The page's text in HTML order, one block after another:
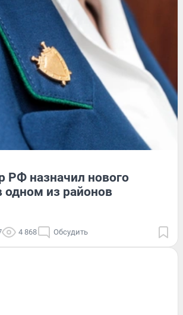
РФ назначил нового
одном из районов
4 868 Обсудить